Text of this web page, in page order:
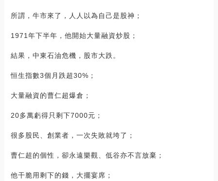
所謂，牛市來了，人人以為自己是股神；
1971年下半年，他開始大量融資炒股；
結果，中東石油危機，股市大跌。
恒生指數3個月跌超30%；
大量融資的曹仁超爆倉；
20多萬虧得只剩下7000元；
很多股民、創業者，一次失敗就垮了；
曹仁超的個性，卻永遠樂觀、低谷亦不言放棄；
他干脆用剩下的錢，大擺宴席；